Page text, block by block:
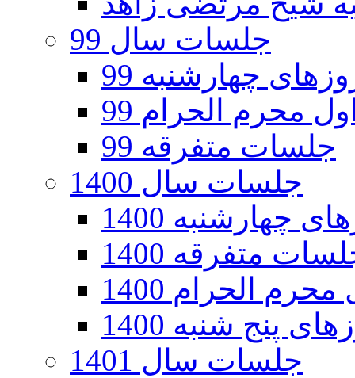
جلسات سال 99
چهارشنبه 99
محرم الحرام 99
جلسات متفرقه 99
جلسات سال 1400
چهارشنبه 1400
متفرقه 1400
الحرام 1400
پنج شنبه 1400
جلسات سال 1401